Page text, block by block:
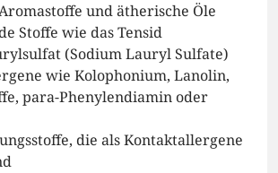
und ätherische Öle
Stoffe wie das Tensid
(Sodium Lauryl Sulfate)
wie Kolophonium, Lanolin,
para-Phenylendiamin oder
die als Kontaktallergene